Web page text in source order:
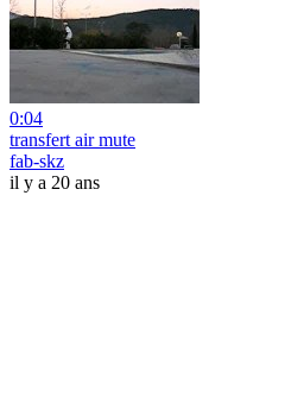
0:04
transfert air mute
fab-skz
il y a 20 ans